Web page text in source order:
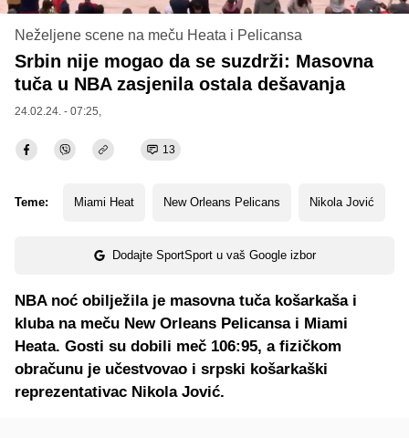
Neželjene scene na meču Heata i Pelicansa
Srbin nije mogao da se suzdrži: Masovna
tuča u NBA zasjenila ostala dešavanja
24.02.24. - 07:25,
13
Teme: Miami Heat New Orleans Pelicans Nikola Jović
Dodajte SportSport u vaš Google izbor
NBA noć obilježila je masovna tuča košarkaša i
kluba na meču New Orleans Pelicansa i Miami
Heata. Gosti su dobili meč 106:95, a fizičkom
obračunu je učestvovao i srpski košarkaški
reprezentativac Nikola Jović.